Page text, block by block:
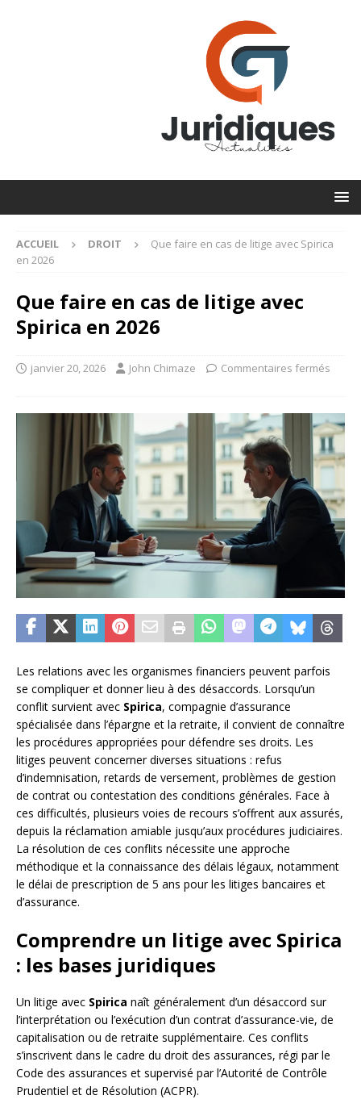
ACCUEIL DROIT
Que faire en cas de litige avec Spirica
en 2026
Que faire en cas de litige avec
Spirica en 2026
janvier 20, 2026 John Chimaze Commentaires fermés
Les relations avec les organismes financiers peuvent parfois
se compliquer et donner lieu à des désaccords. Lorsqu’un
conflit survient avec Spirica, compagnie d’assurance
spécialisée dans l’épargne et la retraite, il convient de connaître
les procédures appropriées pour défendre ses droits. Les
litiges peuvent concerner diverses situations : refus
d’indemnisation, retards de versement, problèmes de gestion
de contrat ou contestation des conditions générales. Face à
ces difficultés, plusieurs voies de recours s’offrent aux assurés,
depuis la réclamation amiable jusqu’aux procédures judiciaires.
La résolution de ces conflits nécessite une approche
méthodique et la connaissance des délais légaux, notamment
le délai de prescription de 5 ans pour les litiges bancaires et
d’assurance.
Comprendre un litige avec Spirica
: les bases juridiques
Un litige avec Spirica naît généralement d’un désaccord sur
l’interprétation ou l’exécution d’un contrat d’assurance-vie, de
capitalisation ou de retraite supplémentaire. Ces conflits
s’inscrivent dans le cadre du droit des assurances, régi par le
Code des assurances et supervisé par l’Autorité de Contrôle
Prudentiel et de Résolution (ACPR).